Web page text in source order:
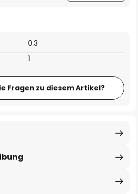
1
0.3
Fragen zu diesem Artikel?